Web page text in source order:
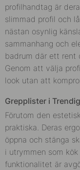
profilhandtag är
slimmad profil och
nästan osynlig
sammanhang och
badrum där ett rent
Genom att välja
look utan att
Grepplister i
Förutom den
praktiska. Deras
öppna och stänga
i utrymmen som
funktionalitet är